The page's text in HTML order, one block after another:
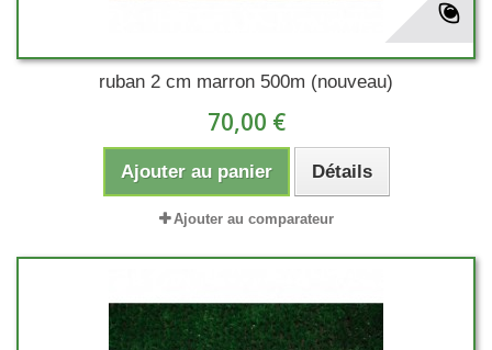
ruban 2 cm marron 500m (nouveau)
70,00 €
Ajouter au panier Détails
Ajouter au comparateur